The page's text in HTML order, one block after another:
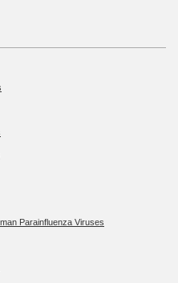
Parainfluenza Viruses